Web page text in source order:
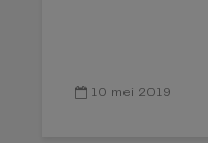
10 mei 2019